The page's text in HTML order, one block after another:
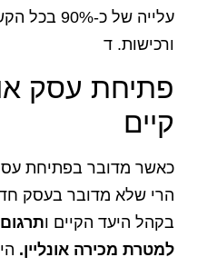
עלייה של כ-
ורכישות. ד
פתיחת עסק
קיים
כאשר מדובר בפתיחת עסק
הרי שלא מדובר בעסק
בקהל היעד הקיים ו
למטרת מכירה אונליין.